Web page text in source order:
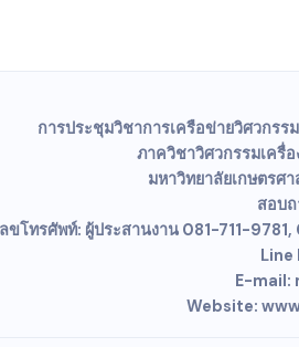
การประชุมวิชาการเครือข่ายวิศวกรร
ภาควิชาวิศวกรรมเครื่
มหาวิทยาลัยเกษตรศ
สอบ
ลขโทรศัพท์: ผู้ประสานงาน 081-711-
Line
E-mail:
Website: